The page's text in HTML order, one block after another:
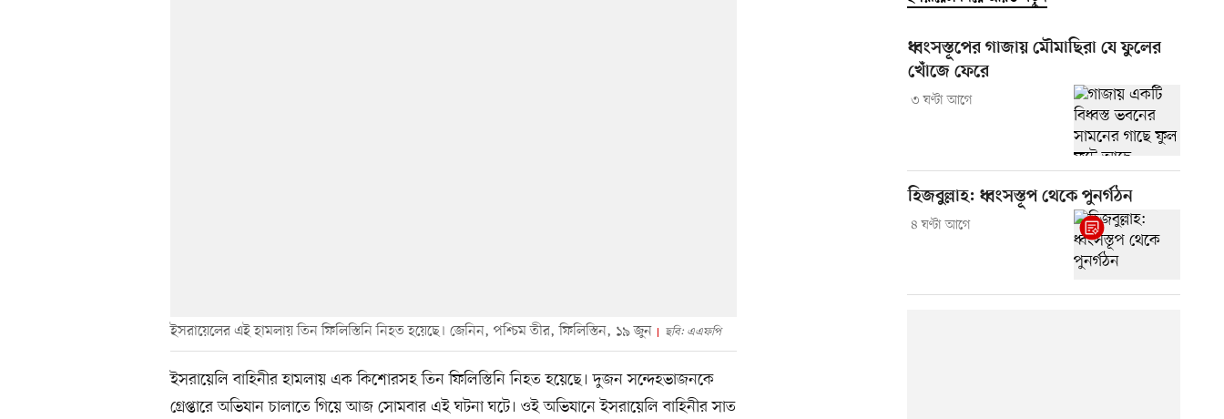
ইসরায়েলের এই হামলায় তিন ফিলিস্তিনি নিহত হয়েছে। জেনিন, পশ্চিম তীর, ফিলিস্তিন, ১৯ জুন ছবি: এএফপি
ইসরায়েলি বাহিনীর হামলায় এক কিশোরসহ তিন ফিলিস্তিনি নিহত হয়েছে। দুজন সন্দেহভাজনকে
গ্রেপ্তারে অভিযান চালাতে গিয়ে আজ সোমবার এই ঘটনা ঘটে। ওই অভিযানে ইসরায়েলি বাহিনীর সাত
ধ্বংসস্তূপের গাজায় মৌমাছিরা যে ফুলের
খোঁজে ফেরে
৩ ঘণ্টা আগে
হিজবুল্লাহ: ধ্বংসস্তূপ থেকে পুনর্গঠন
৪ ঘণ্টা আগে